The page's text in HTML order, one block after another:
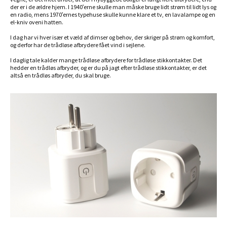
der er i de ældre hjem. I 1940'erne skulle man måske bruge lidt strøm til lidt lys og
en radio, mens 1970'ernes typehuse skulle kunne klare et tv, en lavalampe og en
el-kniv oveni hatten.
I dag har vi hver især et væld af dimser og behov, der skriger på strøm og komfort,
og derfor har de trådløse afbrydere fået vind i sejlene.
I daglig tale kalder mange trådløse afbrydere for trådløse stikkontakter. Det
hedder en trådløs afbryder, og er du på jagt efter trådløse stikkontakter, er det
altså en trådløs afbryder, du skal bruge.